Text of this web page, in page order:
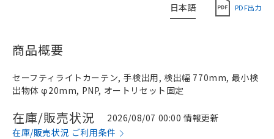
日本語 PDF出力
商品概要
セーフティライトカーテン, 手検出用, 検出幅 770mm, 最小検
出物体 φ20mm, PNP, オートリセット固定
在庫/販売状況
2026/08/07 00:00 情報更新
在庫/販売状況 ご利用条件